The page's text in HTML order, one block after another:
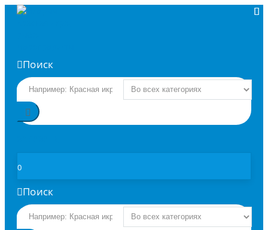
Поиск
0
Поиск